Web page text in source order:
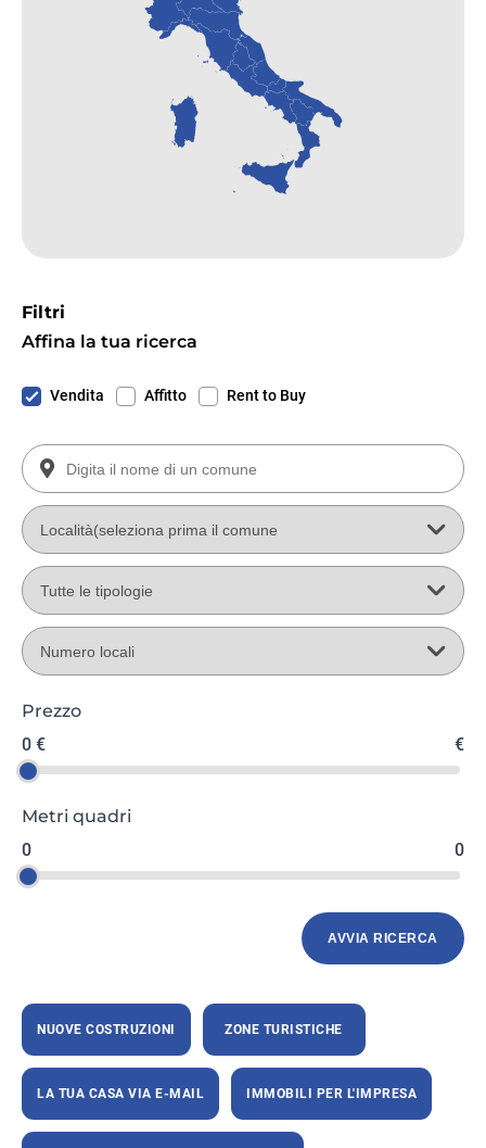
Filtri
Affina la tua ricerca
Vendita Affitto Rent to Buy
Prezzo
0 €
€
Metri quadri
0
0
NUOVE COSTRUZIONI ZONE TURISTICHE
LA TUA CASA VIA E-MAIL IMMOBILI PER L'IMPRESA